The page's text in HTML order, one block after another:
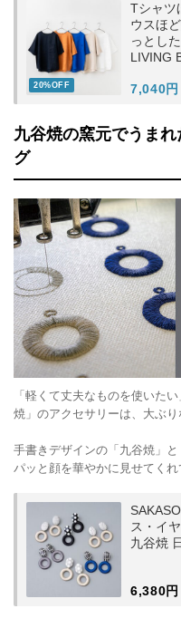
20%OFF
Tシャツ
ウスほ
っとし
LIVING
ケット
7,040円
九谷焼の窯元でうま
グ
「軽くて丈夫なものを使いた
焼」のアクセサリーは、大ぶり
手書きデザインの「九谷焼」
パッと顔を華やかに見せてくれ
ス・イ
九谷焼
6,380円